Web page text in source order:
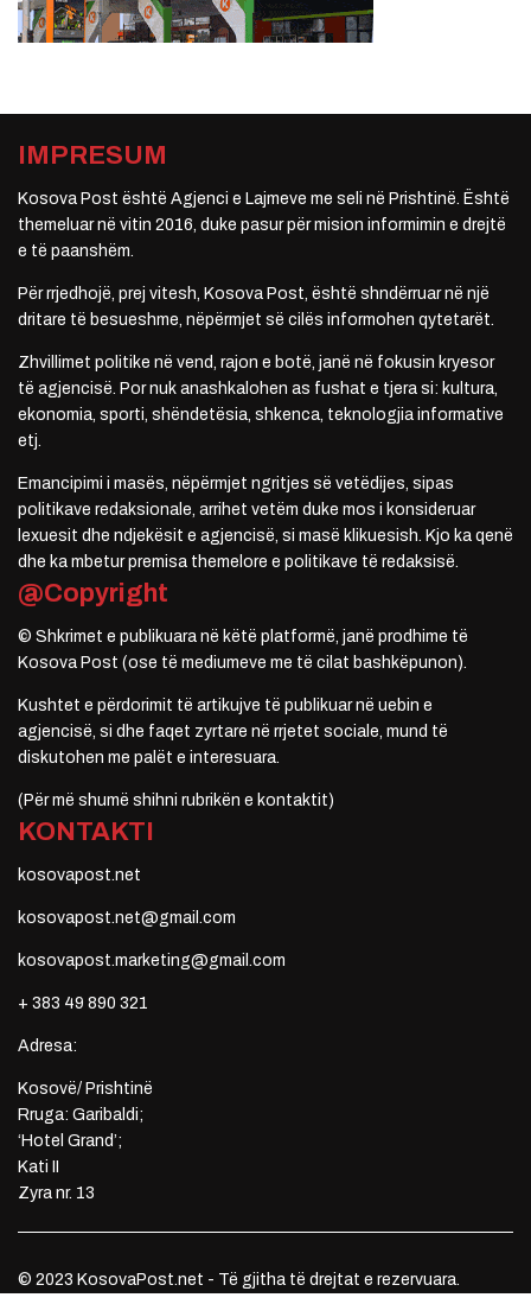
IMPRESUM
Kosova Post është Agjenci e Lajmeve me seli në Prishtinë. Është
themeluar në vitin 2016, duke pasur për mision informimin e drejtë
e të paanshëm.
Për rrjedhojë, prej vitesh, Kosova Post, është shndërruar në një
dritare të besueshme, nëpërmjet së cilës informohen qytetarët.
Zhvillimet politike në vend, rajon e botë, janë në fokusin kryesor
të agjencisë. Por nuk anashkalohen as fushat e tjera si: kultura,
ekonomia, sporti, shëndetësia, shkenca, teknologjia informative
etj.
Emancipimi i masës, nëpërmjet ngritjes së vetëdijes, sipas
politikave redaksionale, arrihet vetëm duke mos i konsideruar
lexuesit dhe ndjekësit e agjencisë, si masë klikuesish. Kjo ka qenë
dhe ka mbetur premisa themelore e politikave të redaksisë.
@Copyright
© Shkrimet e publikuara në këtë platformë, janë prodhime të
Kosova Post (ose të mediumeve me të cilat bashkëpunon).
Kushtet e përdorimit të artikujve të publikuar në uebin e
agjencisë, si dhe faqet zyrtare në rrjetet sociale, mund të
diskutohen me palët e interesuara.
(Për më shumë shihni rubrikën e kontaktit)
KONTAKTI
kosovapost.net
kosovapost.net@gmail.com
kosovapost.marketing@gmail.com
+ 383 49 890 321
Adresa:
Kosovë/ Prishtinë
Rruga: Garibaldi;
‘Hotel Grand’;
Kati II
Zyra nr. 13
© 2023 KosovaPost.net - Të gjitha të drejtat e rezervuara.